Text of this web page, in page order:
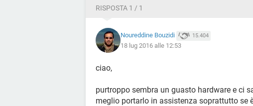
RISPOSTA 1 / 1
Noureddine Bouzidi 15.404
18 lug 2016 alle 12:53
ciao,
purtroppo sembra un guasto hardware e ci
meglio portarlo in assistenza soprattutto se